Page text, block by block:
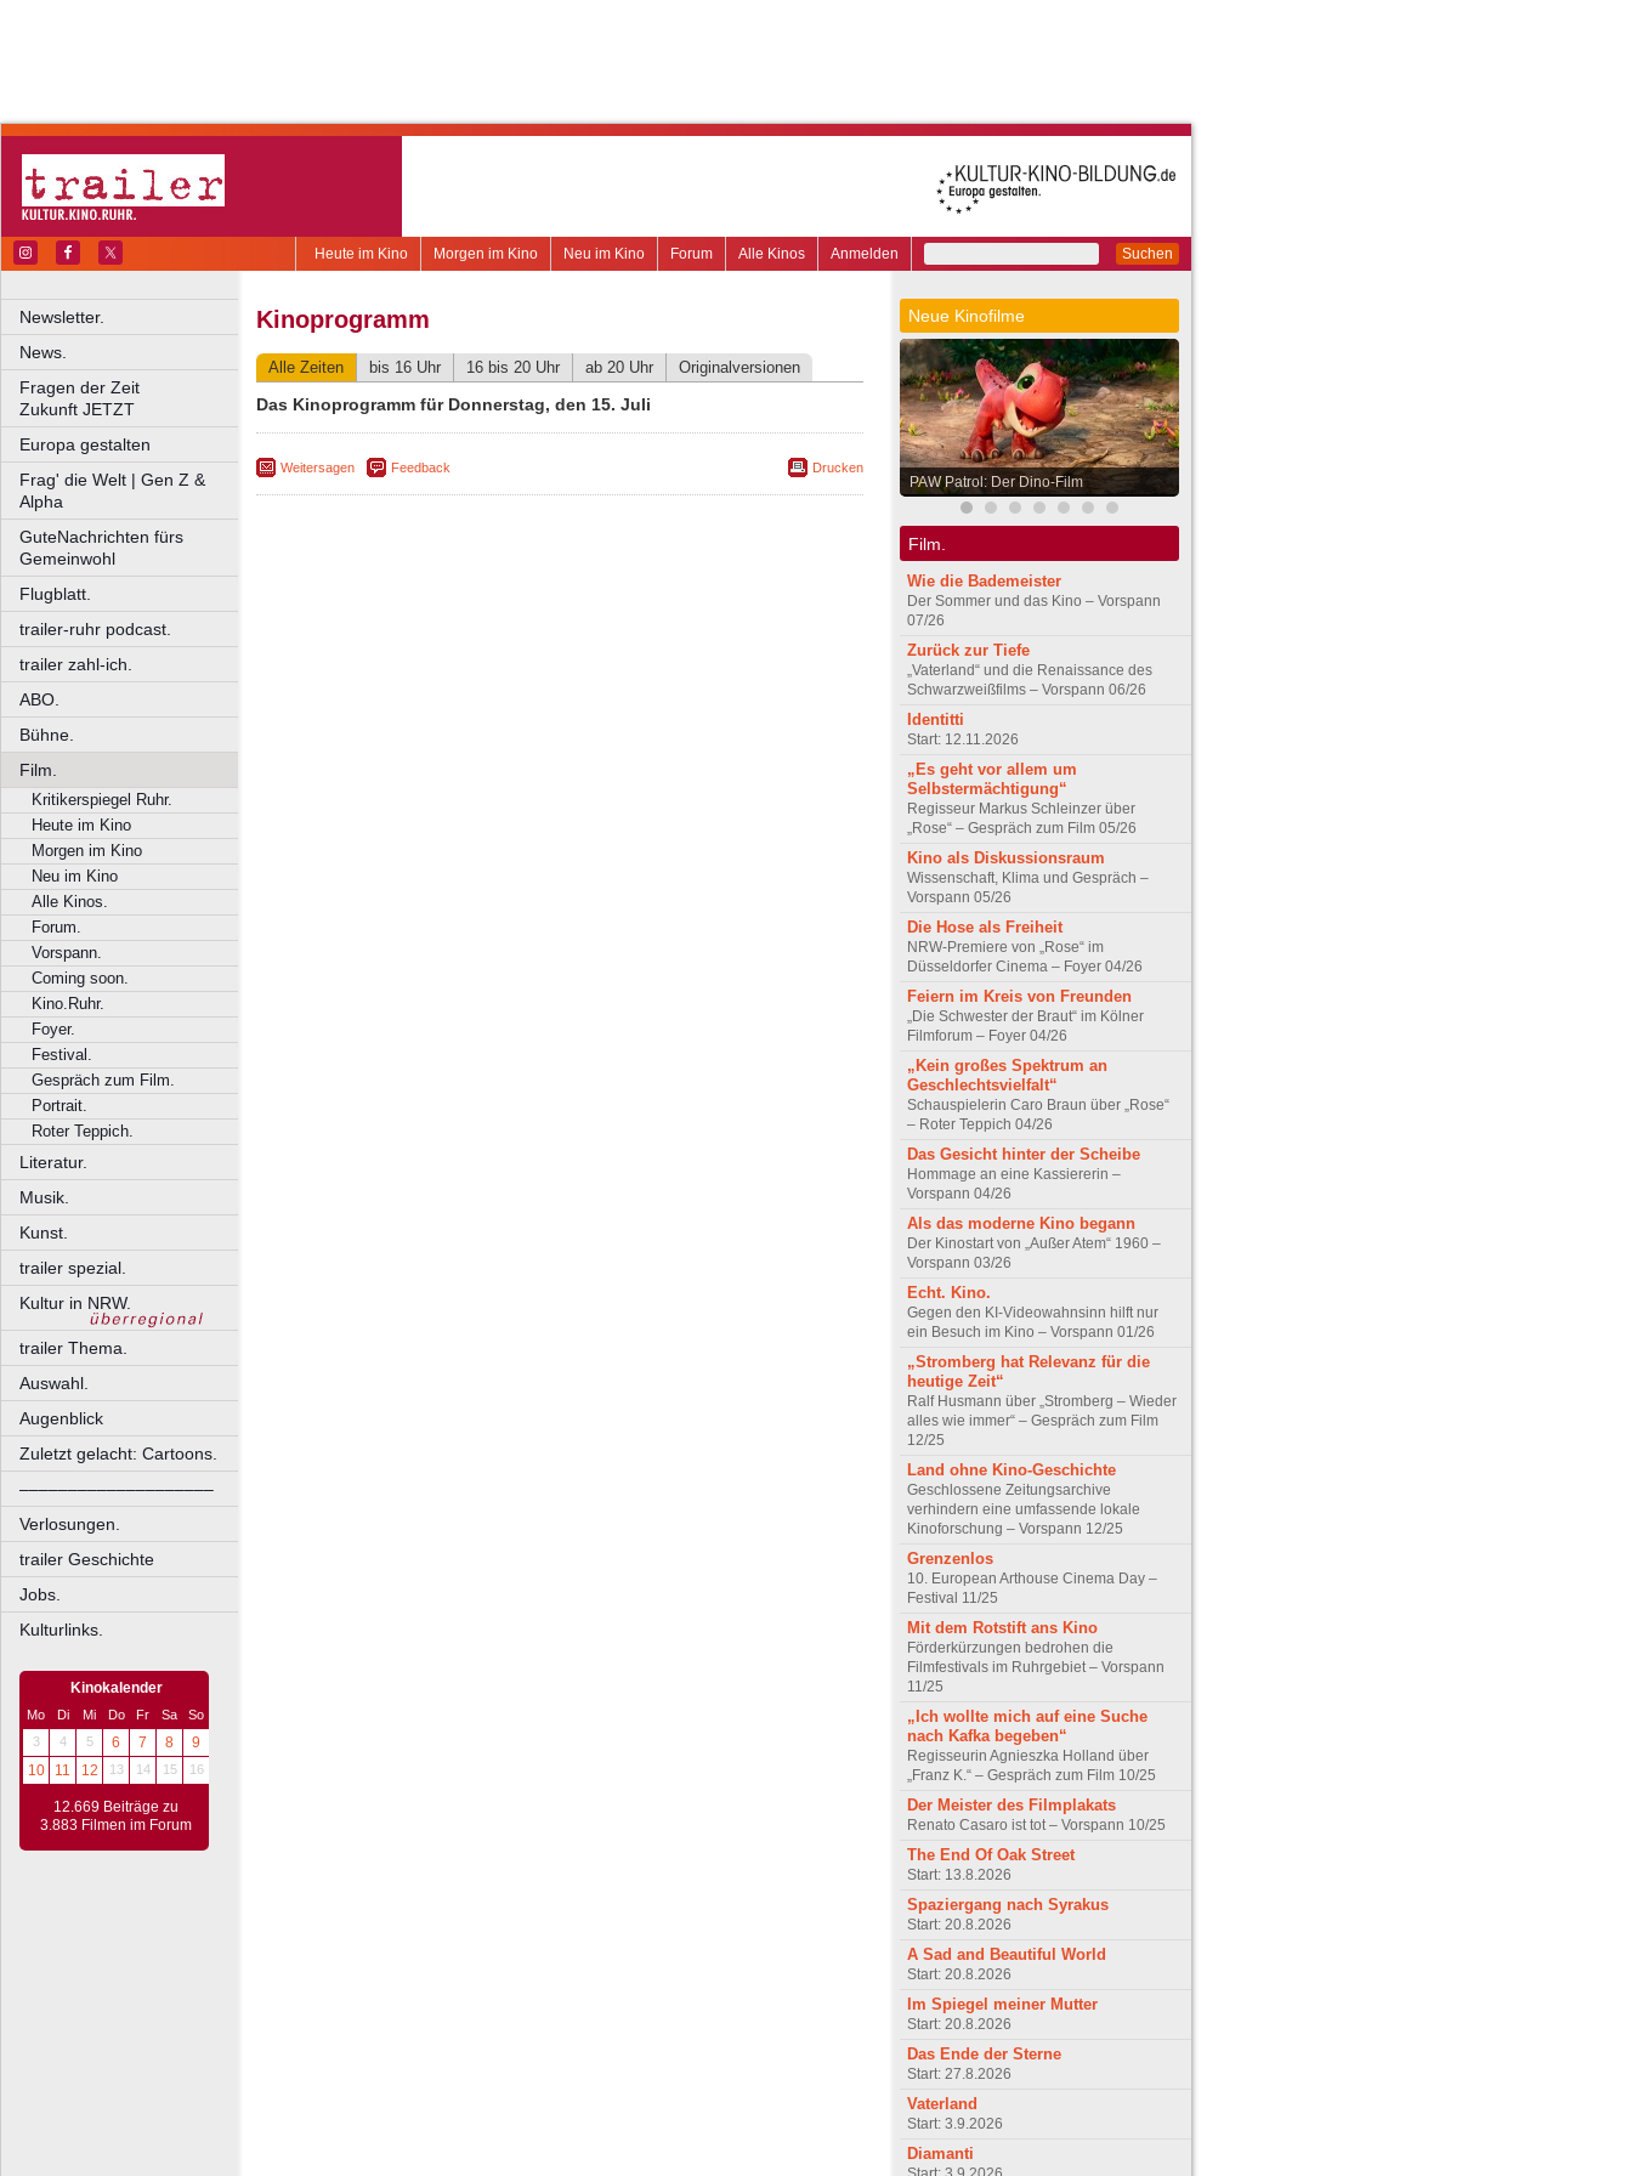
Suchen
Anmelden
Alle Kinos
Forum
Neu im Kino
Morgen im Kino
Heute im Kino
Newsletter.
News.
Fragen der Zeit
Zukunft JETZT
Europa gestalten
Frag' die Welt | Gen Z &
Alpha
GuteNachrichten fürs
Gemeinwohl
Flugblatt.
trailer-ruhr podcast.
trailer zahl-ich.
ABO.
Bühne.
Film.
Kritikerspiegel Ruhr.
Heute im Kino
Morgen im Kino
Neu im Kino
Alle Kinos.
Forum.
Vorspann.
Coming soon.
Kino.Ruhr.
Foyer.
Festival.
Gespräch zum Film.
Portrait.
Roter Teppich.
Literatur.
Musik.
Kunst.
trailer spezial.
Kultur in NRW.
trailer Thema.
Auswahl.
Augenblick
Zuletzt gelacht: Cartoons.
––––––––––––––––––––
Verlosungen.
trailer Geschichte
Jobs.
Kulturlinks.
Kinokalender
Mo Di Mi Do Fr Sa
So
3
4 5 6 7 8
9
10
11 12 13 14 15 16
12.669 Beiträge zu
3.883 Filmen im Forum
Kinoprogramm
Alle Zeiten bis 16 Uhr 16 bis 20 Uhr ab 20 Uhr Originalversionen
Das Kinoprogramm für Donnerstag, den 15. Juli
Weitersagen Feedback Drucken
Neue Kinofilme
PAW Patrol: Der Dino-Film
Film.
Wie die Bademeister
Der Sommer und das Kino – Vorspann
07/26
Zurück zur Tiefe
„Vaterland“ und die Renaissance des
Schwarzweißfilms – Vorspann 06/26
Identitti
Start: 12.11.2026
„Es geht vor allem um
Selbstermächtigung“
Regisseur Markus Schleinzer über
„Rose“ – Gespräch zum Film 05/26
Kino als Diskussionsraum
Wissenschaft, Klima und Gespräch –
Vorspann 05/26
Die Hose als Freiheit
NRW-Premiere von „Rose“ im
Düsseldorfer Cinema – Foyer 04/26
Feiern im Kreis von Freunden
„Die Schwester der Braut“ im Kölner
Filmforum – Foyer 04/26
„Kein großes Spektrum an
Geschlechtsvielfalt“
Schauspielerin Caro Braun über „Rose“
– Roter Teppich 04/26
Das Gesicht hinter der Scheibe
Hommage an eine Kassiererin –
Vorspann 04/26
Als das moderne Kino begann
Der Kinostart von „Außer Atem“ 1960 –
Vorspann 03/26
Echt. Kino.
Gegen den KI-Videowahnsinn hilft nur
ein Besuch im Kino – Vorspann 01/26
„Stromberg hat Relevanz für die
heutige Zeit“
Ralf Husmann über „Stromberg – Wieder
alles wie immer“ – Gespräch zum Film
12/25
Land ohne Kino-Geschichte
Geschlossene Zeitungsarchive
verhindern eine umfassende lokale
Kinoforschung – Vorspann 12/25
Grenzenlos
10. European Arthouse Cinema Day –
Festival 11/25
Mit dem Rotstift ans Kino
Förderkürzungen bedrohen die
Filmfestivals im Ruhrgebiet – Vorspann
11/25
„Ich wollte mich auf eine Suche
nach Kafka begeben“
Regisseurin Agnieszka Holland über
„Franz K.“ – Gespräch zum Film 10/25
Der Meister des Filmplakats
Renato Casaro ist tot – Vorspann 10/25
The End Of Oak Street
Start: 13.8.2026
Spaziergang nach Syrakus
Start: 20.8.2026
A Sad and Beautiful World
Start: 20.8.2026
Im Spiegel meiner Mutter
Start: 20.8.2026
Das Ende der Sterne
Start: 27.8.2026
Vaterland
Start: 3.9.2026
Diamanti